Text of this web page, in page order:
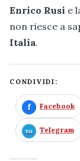
Enrico Rusi e
non riesce a
Italia.
CONDIVIDI:
Facebook
Telegram